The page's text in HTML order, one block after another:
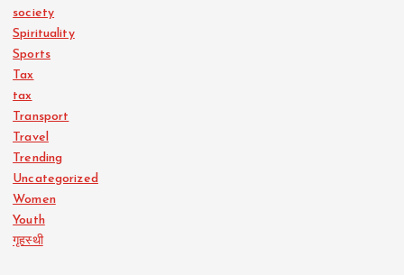
society
Spirituality
Sports
Tax
tax
Transport
Travel
Trending
Uncategorized
Women
Youth
गृहस्थी